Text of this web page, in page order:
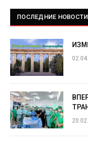
ПОСЛЕДНИЕ НОВОСТИ